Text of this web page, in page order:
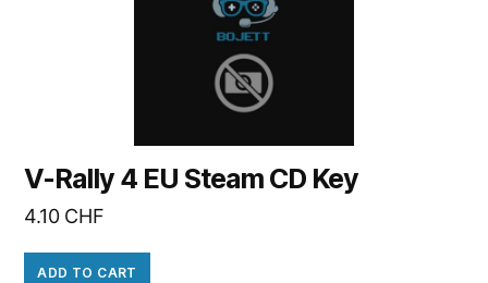
V-Rally 4 EU Steam CD Key
4.10 CHF
ADD TO CART